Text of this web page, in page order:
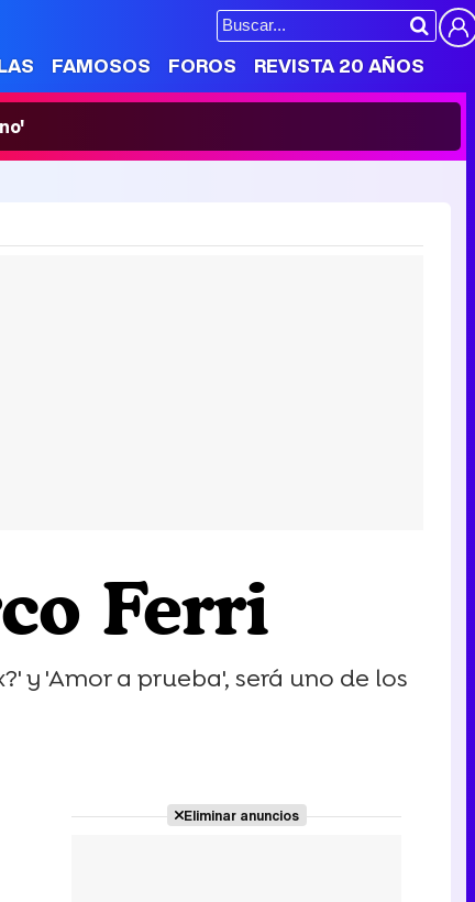
FAMOSOS FOROS REVISTA 20 AÑOS
Ferri
y 'Amor a prueba', será uno de los
Eliminar anuncios